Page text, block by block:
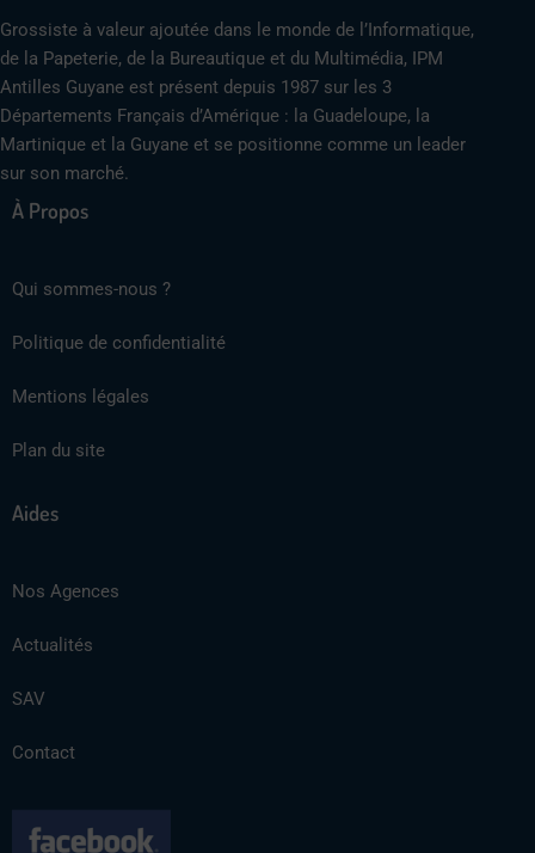
Grossiste à valeur ajoutée dans le monde de l’Informatique,
de la Papeterie, de la Bureautique et du Multimédia, IPM
Antilles Guyane est présent depuis 1987 sur les 3
Départements Français d’Amérique : la Guadeloupe, la
Martinique et la Guyane et se positionne comme un leader
sur son marché.
À Propos
Qui sommes-nous ?
Politique de confidentialité
Mentions légales
Plan du site
Aides
Nos Agences
Actualités
SAV
Contact